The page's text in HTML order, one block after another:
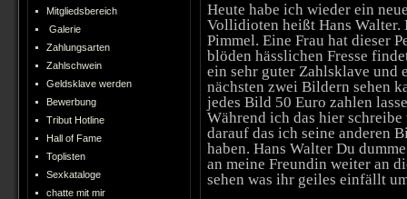
Mitgliedsbereich
Galerie
Zahlungsarten
Zahlschwein
Geldsklave werden
Bewerbung
Tribut Hotline
Hall of Fame
Toplisten
Sexkataloge
chatte mit mir
Heute habe ich wieder ein
Vollidioten heißt Hans Walter.
Pimmel. Eine Frau hat dieser
blöden hässlichen Fresse
ein sehr guter Zahlsklave und
nächsten zwei Bildern sehen
jedes Bild 50 Euro zahlen
Während ich das hier
darauf das ich seine anderen
haben. Hans Walter Du
an meine Freundin weiter an
sehen was ihr geiles einfällt